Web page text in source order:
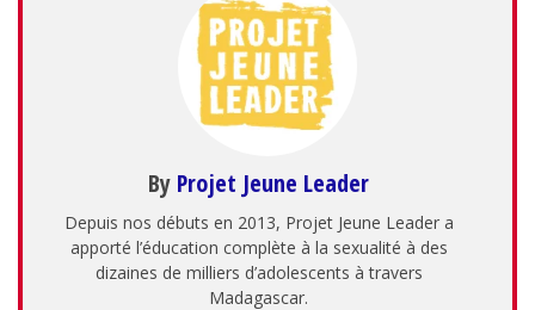
By Projet Jeune Leader
Depuis nos débuts en 2013, Projet Jeune Leader a
apporté l’éducation complète à la sexualité à des
dizaines de milliers d’adolescents à travers
Madagascar.